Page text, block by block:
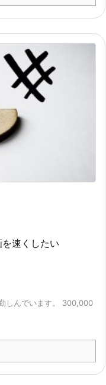
速くしたい
しんでいます。 300,000